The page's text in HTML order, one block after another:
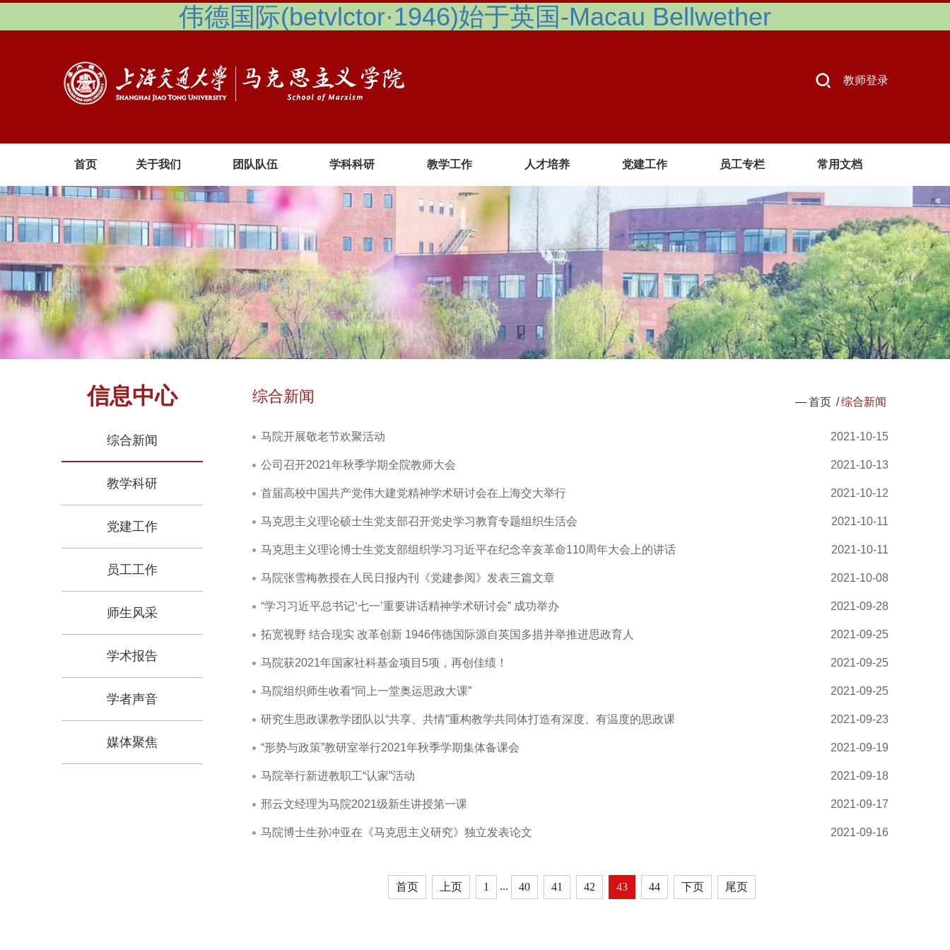
伟德国际(betvlctor·1946)始于英国-Macau Bellwether
教师登录
首页 关于我们 团队队伍 学科科研 教学工作 人才培养 党建工作 员工专栏 常用文档
信息中心
综合新闻
教学科研
党建工作
员工工作
师生风采
学术报告
学者声音
媒体聚焦
综合新闻 —首页 /综合新闻
马院开展敬老节欢聚活动 2021-10-15
公司召开2021年秋季学期全院教师大会 2021-10-13
首届高校中国共产党伟大建党精神学术研讨会在上海交大举行 2021-10-12
马克思主义理论硕士生党支部召开党史学习教育专题组织生活会 2021-10-11
马克思主义理论博士生党支部组织学习习近平在纪念辛亥革命110周年大会上的讲话 2021-10-11
马院张雪梅教授在人民日报内刊《党建参阅》发表三篇文章 2021-10-08
“学习习近平总书记‘七一’重要讲话精神学术研讨会” 成功举办 2021-09-28
拓宽视野 结合现实 改革创新 1946伟德国际源自英国多措并举推进思政育人 2021-09-25
马院获2021年国家社科基金项目5项，再创佳绩！ 2021-09-25
马院组织师生收看“同上一堂奥运思政大课” 2021-09-25
研究生思政课教学团队以“共享、共情”重构教学共同体打造有深度、有温度的思政课 2021-09-23
“形势与政策”教研室举行2021年秋季学期集体备课会 2021-09-19
马院举行新进教职工“认家”活动 2021-09-18
邢云文经理为马院2021级新生讲授第一课 2021-09-17
马院博士生孙冲亚在《马克思主义研究》独立发表论文 2021-09-16
首页 上页 1 ... 40 41 42 43 44 下页 尾页